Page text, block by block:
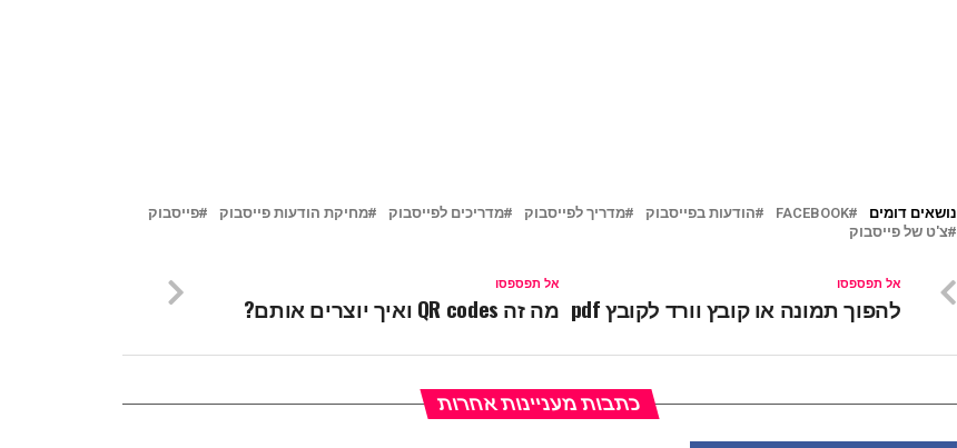
נושאים דומים FACEBOOK הודעות בפייסבוק מדריך לפייסבוק מדריכים לפייסבוק מחיקת הודעות פייסבוק
פייסבוק
צ'ט של פייסבוק
אל תפספסו
מה זה QR codes ואיך יוצרים אותם?
אל תפספסו
להפוך תמונה או קובץ וורד לקובץ pdf
כתבות מעניינות אחרות